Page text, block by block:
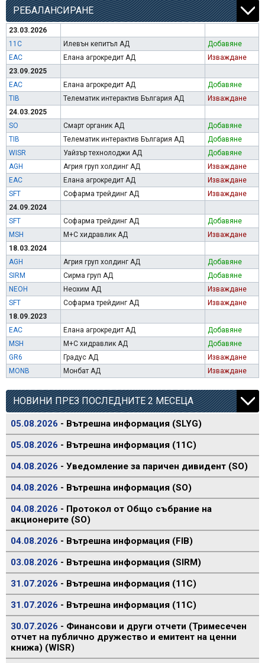
РЕБАЛАНСИРАНЕ
23.03.2026
11C
Илевън кепитъл АД
Добавяне
EAC
Елана агрокредит АД
Изваждане
23.09.2025
EAC
Елана агрокредит АД
Добавяне
TIB
Телематик интерактив България АД
Изваждане
24.03.2025
SO
Смарт органик АД
Добавяне
TIB
Телематик интерактив България АД
Добавяне
WISR
Уайзър технолоджи АД
Добавяне
AGH
Агрия груп холдинг АД
Изваждане
EAC
Елана агрокредит АД
Изваждане
SFT
Софарма трейдинг АД
Изваждане
24.09.2024
SFT
Софарма трейдинг АД
Добавяне
MSH
М+С хидравлик АД
Изваждане
18.03.2024
AGH
Агрия груп холдинг АД
Добавяне
SIRM
Сирма груп АД
Добавяне
NEOH
Неохим АД
Изваждане
SFT
Софарма трейдинг АД
Изваждане
18.09.2023
EAC
Елана агрокредит АД
Добавяне
MSH
М+С хидравлик АД
Добавяне
GR6
Градус АД
Изваждане
MONB
Монбат АД Изваждане
НОВИНИ ПРЕЗ ПОСЛЕДНИТЕ 2 МЕСЕЦА
05.08.2026 - Вътрешна информация (SLYG)
05.08.2026 - Вътрешна информация (11C)
04.08.2026 - Уведомление за паричен дивидент (SO)
04.08.2026 - Вътрешна информация (SO)
04.08.2026 - Протокол от Общо събрание на
акционерите (SO)
04.08.2026 - Вътрешна информация (FIB)
03.08.2026 - Вътрешна информация (SIRM)
31.07.2026 - Вътрешна информация (11C)
31.07.2026 - Вътрешна информация (11C)
30.07.2026 - Финансови и други отчети (Тримесечен
отчет на публично дружество и емитент на ценни
книжа) (WISR)